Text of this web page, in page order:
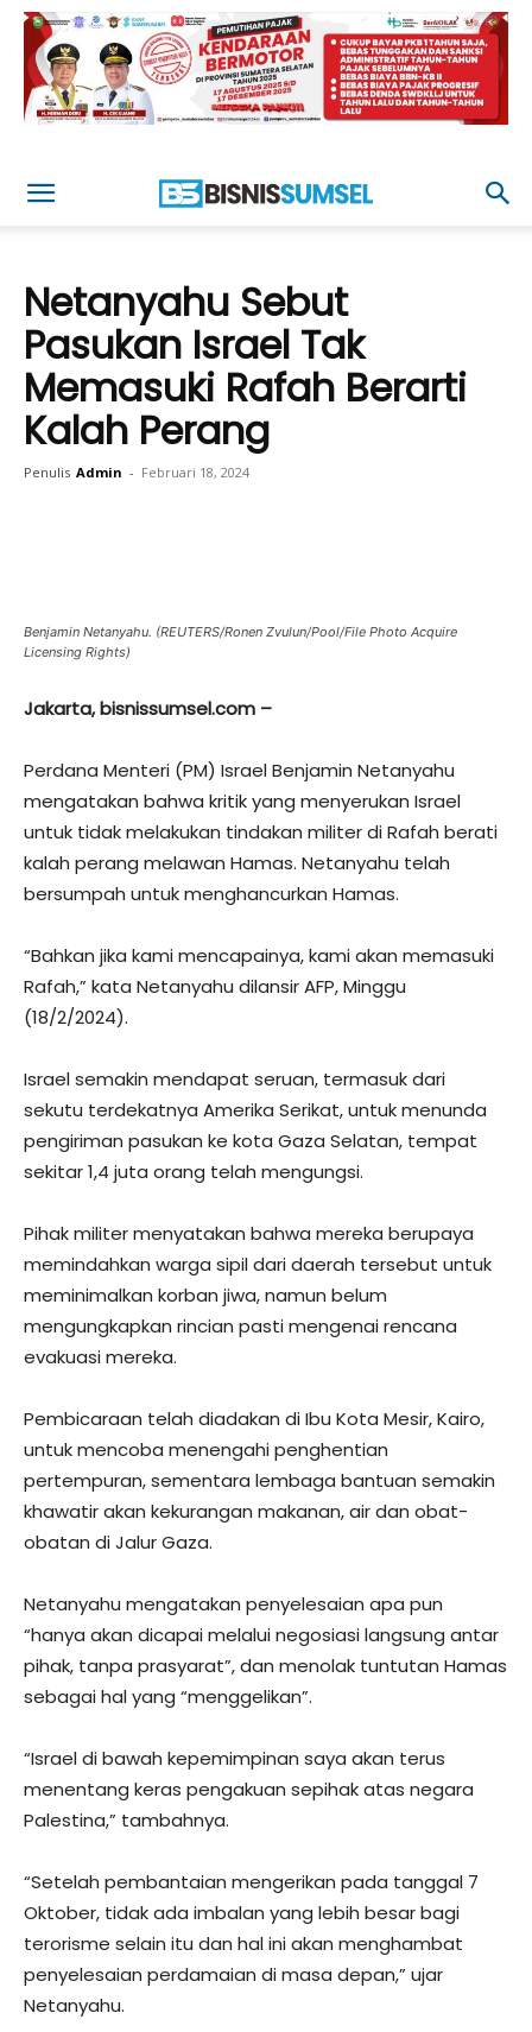
Netanyahu Sebut
Pasukan Israel Tak
Memasuki Rafah Berarti
Kalah Perang
Penulis Admin - Februari 18, 2024
Benjamin Netanyahu. (REUTERS/Ronen Zvulun/Pool/File Photo Acquire
Licensing Rights)
Jakarta, bisnissumsel.com –
Perdana Menteri (PM) Israel Benjamin Netanyahu
mengatakan bahwa kritik yang menyerukan Israel
untuk tidak melakukan tindakan militer di Rafah berati
kalah perang melawan Hamas. Netanyahu telah
bersumpah untuk menghancurkan Hamas.
“Bahkan jika kami mencapainya, kami akan memasuki
Rafah,” kata Netanyahu dilansir AFP, Minggu
(18/2/2024).
Israel semakin mendapat seruan, termasuk dari
sekutu terdekatnya Amerika Serikat, untuk menunda
pengiriman pasukan ke kota Gaza Selatan, tempat
sekitar 1,4 juta orang telah mengungsi.
Pihak militer menyatakan bahwa mereka berupaya
memindahkan warga sipil dari daerah tersebut untuk
meminimalkan korban jiwa, namun belum
mengungkapkan rincian pasti mengenai rencana
evakuasi mereka.
Pembicaraan telah diadakan di Ibu Kota Mesir, Kairo,
untuk mencoba menengahi penghentian
pertempuran, sementara lembaga bantuan semakin
khawatir akan kekurangan makanan, air dan obat-
obatan di Jalur Gaza.
Netanyahu mengatakan penyelesaian apa pun
“hanya akan dicapai melalui negosiasi langsung antar
pihak, tanpa prasyarat”, dan menolak tuntutan Hamas
sebagai hal yang “menggelikan”.
“Israel di bawah kepemimpinan saya akan terus
menentang keras pengakuan sepihak atas negara
Palestina,” tambahnya.
“Setelah pembantaian mengerikan pada tanggal 7
Oktober, tidak ada imbalan yang lebih besar bagi
terorisme selain itu dan hal ini akan menghambat
penyelesaian perdamaian di masa depan,” ujar
Netanyahu.